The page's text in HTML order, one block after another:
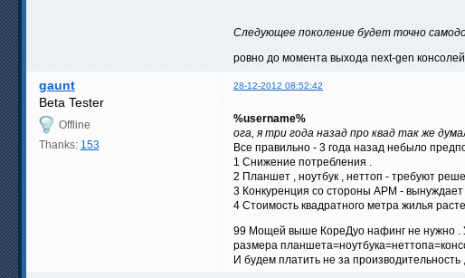
Следующее поколение будет точно
ровно до момента выхода next-gen консолей
gaunt 28-12-2012 08:52:42
Beta Tester
Offline
Thanks: 153
%username%
ога, я три года назад про квад так же
Все правильно - 3 года назад небыло
1 Снижение потребления .
2 Планшет , ноутбук , неттоп - требуют
3 Конкуренция со стороны АРМ - вынуждает
4 Стоимость квадратного метра жилья
99 Мощей выше КореДуо нафинг не нужно .
размера
И будем платить не за